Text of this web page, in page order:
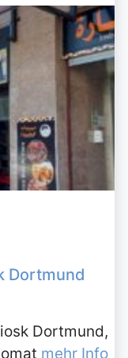
Dortmund
Dortmund,
mehr Info